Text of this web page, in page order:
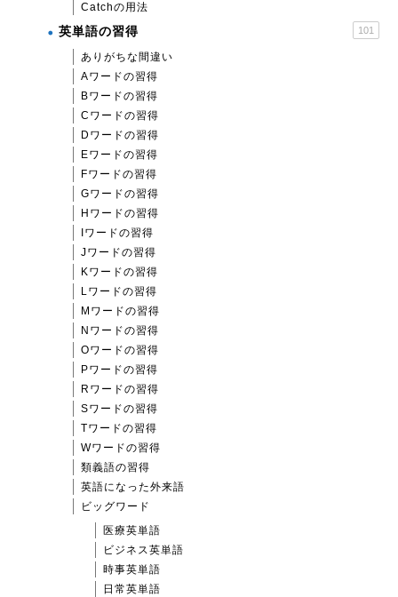
Catchの用法
英単語の習得 101
ありがちな間違い
Aワードの習得
Bワードの習得
Cワードの習得
Dワードの習得
Eワードの習得
Fワードの習得
Gワードの習得
Hワードの習得
Iワードの習得
Jワードの習得
Kワードの習得
Lワードの習得
Mワードの習得
Nワードの習得
Oワードの習得
Pワードの習得
Rワードの習得
Sワードの習得
Tワードの習得
Wワードの習得
類義語の習得
英語になった外来語
ビッグワード
医療英単語
ビジネス英単語
時事英単語
日常英単語